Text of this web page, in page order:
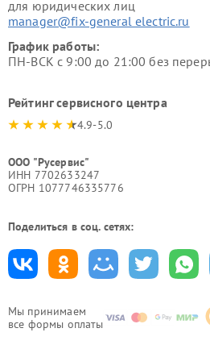
Мы принимаем
все формы оплаты
для юридических лиц
manager@fix-general electric.ru
График работы:
ПН-ВСК с 9:00 до 21:00 без
Рейтинг сервисного центра
4.9-5.0
ООО "Русервис"
ИНН 7702633247
ОГРН 1077746335776
Поделиться в соц. сетях: